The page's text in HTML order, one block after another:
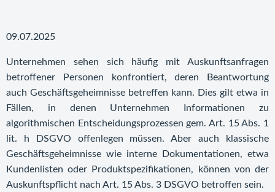
09.07.2025
Unternehmen sehen sich häufig mit Auskunftsanfragen
betroffener Personen konfrontiert, deren Beantwortung
auch Geschäftsgeheimnisse betreffen kann. Dies gilt etwa in
Fällen, in denen Unternehmen Informationen zu
algorithmischen Entscheidungsprozessen gem. Art. 15 Abs. 1
lit. h DSGVO offenlegen müssen. Aber auch klassische
Geschäftsgeheimnisse wie interne Dokumentationen, etwa
Kundenlisten oder Produktspezifikationen, können von der
Auskunftspflicht nach Art. 15 Abs. 3 DSGVO betroffen sein.